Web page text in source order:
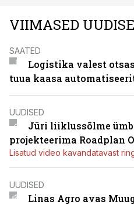
VIIMASED
SAATED
Logistika valest
tuua kaasa
UUDISED
Jüri liiklussõlme
projekteerima Roadplan
Lisatud video kavandatavast
UUDISED
Linas Agro avas